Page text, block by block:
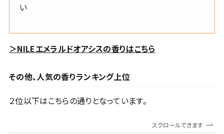
い
＞NILEエメラルドオアシスの香りはこちら
その他、人気の香りランキング上位
２位以下はこちらの通りとなっています。
スクロールできます